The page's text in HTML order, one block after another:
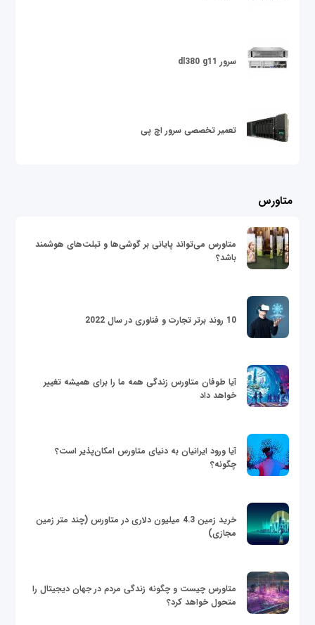
سرور dl380 g11
تعمیر تخصصی سرور اچ پی
متاورس
متاورس می‌تواند پایانی بر گوشی‌ها و تبلت‌های هوشمند
باشد؟
10 روند برتر تجارت و فناوری در سال 2022
آیا طوفان متاورس زندگی همه ما را برای همیشه تغییر
خواهد داد
آیا ورود ایرانیان به دنیای متاورس امکان‌پذیر است؟
چگونه؟
خرید زمین 4.3 میلیون دلاری در متاورس (چند متر زمین
مجازی)
متاورس چیست و چگونه زندگی مردم در جهان دیجیتال را
متحول خواهد کرد؟